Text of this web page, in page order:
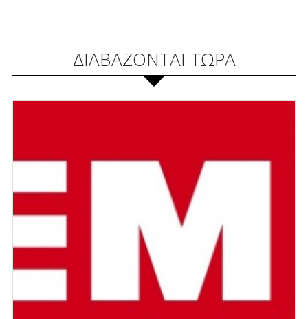
ΔΙΑΒΑΖΟΝΤΑΙ ΤΩΡΑ